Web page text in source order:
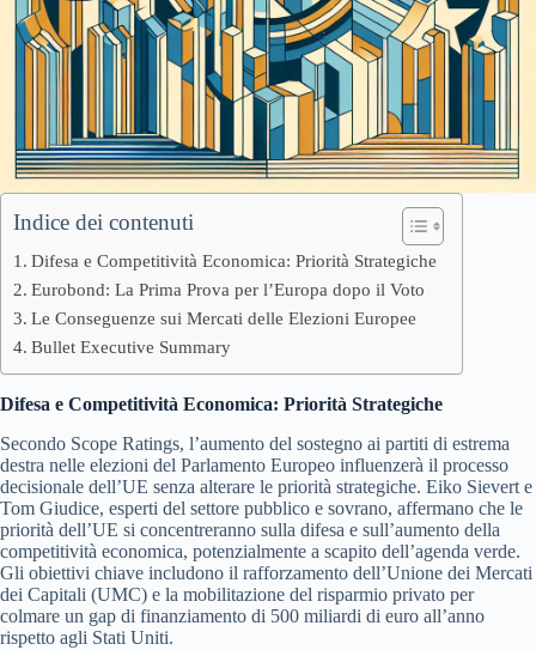
Indice dei contenuti
Difesa e Competitività Economica: Priorità Strategiche
Eurobond: La Prima Prova per l’Europa dopo il Voto
Le Conseguenze sui Mercati delle Elezioni Europee
Bullet Executive Summary
Difesa e Competitività Economica: Priorità Strategiche
Secondo Scope Ratings, l’aumento del sostegno ai partiti di estrema
destra nelle elezioni del Parlamento Europeo influenzerà il processo
decisionale dell’UE senza alterare le priorità strategiche. Eiko Sievert e
Tom Giudice, esperti del settore pubblico e sovrano, affermano che le
priorità dell’UE si concentreranno sulla difesa e sull’aumento della
competitività economica, potenzialmente a scapito dell’agenda verde.
Gli obiettivi chiave includono il rafforzamento dell’Unione dei Mercati
dei Capitali (UMC) e la mobilitazione del risparmio privato per
colmare un gap di finanziamento di 500 miliardi di euro all’anno
rispetto agli Stati Uniti.